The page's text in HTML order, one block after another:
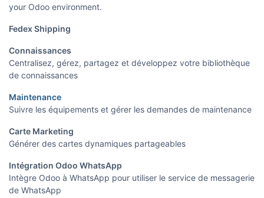
your Odoo environment.
Fedex Shipping
Connaissances
Centralisez, gérez, partagez et développez votre bibliothèque
de connaissances
Maintenance
Suivre les équipements et gérer les demandes de maintenance
Carte Marketing
Générer des cartes dynamiques partageables
Intégration Odoo WhatsApp
Intègre Odoo à WhatsApp pour utiliser le service de messagerie
de WhatsApp